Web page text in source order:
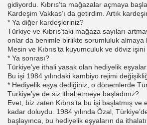
gidiyordu. Kıbrıs’ta mağazalar açmaya
Kardeşim Vakkas’ı da getirdim. Artık
* Ya diğer kardeşleriniz?
Türkiye ve Kıbrıs’taki mağaza sayıları
onlar da benimle birlikte sorumluluk almaya
Mesin ve Kıbrıs’ta kuyumculuk ve döviz
* Ya sonrası?
Türkiye’ye ithali yasak olan hediyelik
Bu işi 1984 yılındaki kambiyo rejimi
* Hediyelik eşya dediğiniz, o dönemlerde
Türkiye’ye de siz ithal etmeye başladınız?
Evet, biz zaten Kıbrıs’ta bu işi başlatmış
kadar doluydu. 1984 yılında Özal,
başlayınca, bu hediyelik eşyaların da